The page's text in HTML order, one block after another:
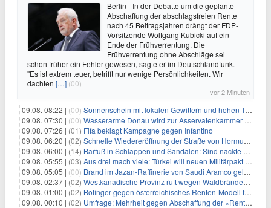
Berlin - In der Debatte um die geplante
Abschaffung der abschlagsfreien Rente
nach 45 Beitragsjahren drängt der FDP-
Vorsitzende Wolfgang Kubicki auf ein
Ende der Frühverrentung. Die
Frühverrentung ohne Abschläge sei
schon früher ein Fehler gewesen, sagte er im Deutschlandfunk.
"Es ist extrem teuer, betrifft nur wenige Persönlichkeiten. Wir
dachten […] (00)
vor 2 Minuten
09.08. 08:22 | (00) Sonnenschein mit lokalen Gewittern und hohen Temperaturen
09.08. 07:30 | (00) Wasserarme Donau wird zur Asservatenkammer der Geschichte
09.08. 07:26 | (01) Fifa beklagt Kampagne gegen Infantino
09.08. 06:20 | (02) Schnelle Wiedereröffnung der Straße von Hormus ungewiss
09.08. 06:00 | (14) Barfuß in Schlappen und Sandalen: Sind nackte Füße eklig?
09.08. 05:55 | (03) Aus drei mach viele: Türkei will neuen Militärpakt erweitern
09.08. 05:05 | (00) Brand im Jazan-Raffinerie von Saudi Aramco gelöscht: Auswirkungen auf die Energiemärkte
09.08. 02:37 | (02) Westkanadische Provinz ruft wegen Waldbränden Notstand aus
09.08. 01:00 | (02) Bofinger gegen österreichisches Renten-Modell für Schwerarbeiter
09.08. 00:10 | (02) Umfrage: Mehrheit gegen Abschaffung der «Rente mit 63»